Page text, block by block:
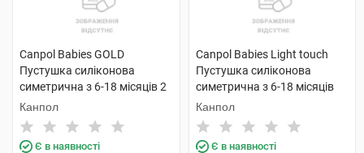
Canpol Babies GOLD
Пустушка силіконова
симетрична з 6-18 місяців 2
шт
Канпол
Є в наявності
Canpol Babies Light touch
Пустушка силіконова
симетрична з 6-18 місяців
22/668 Гуси 2 шт
Канпол
Є в наявності